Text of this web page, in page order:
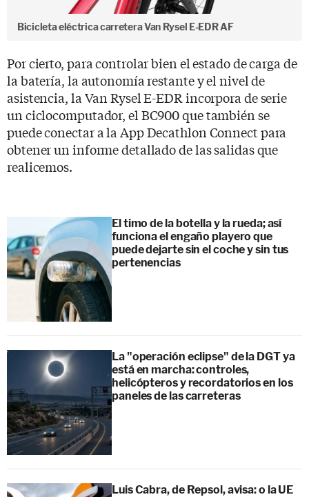
Bicicleta eléctrica carretera Van Rysel E-EDR AF
Por cierto, para controlar bien el estado de carga de
la batería, la autonomía restante y el nivel de
asistencia, la Van Rysel E-EDR incorpora de serie
un ciclocomputador, el BC900 que también se
puede conectar a la App Decathlon Connect para
obtener un informe detallado de las salidas que
realicemos.
El timo de la botella y la rueda; así
funciona el engaño playero que
puede dejarte sin el coche y sin tus
pertenencias
La "operación eclipse" de la DGT ya
está en marcha: controles,
helicópteros y recordatorios en los
paneles de las carreteras
Luis Cabra, de Repsol, avisa: o la UE